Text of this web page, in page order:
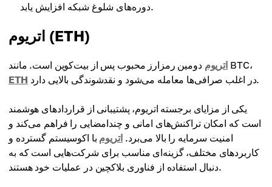
دوره‌های شلوغ شبکه افزایش یابد.
اتریوم (ETH)
اتریوم دومین رمزارز محبوب پس از بیت‌کوین است. مانند BTC،
ETH
در اغلب صرافی‌ها معامله می‌شود و نقدشوندگی بالایی دارد.
یکی از مزایای برجسته اتریوم، پشتیبانی از قراردادهای هوشمند
است که امکان تراکنش‌های امانی و چندامضایی را فراهم می‌کند و
امنیت سرمایه را بالا می‌برد. اتریوم با اکوسیستم گسترده و
کاربردهای مختلف، گزینه‌ای مناسب برای شرکت‌هایی است که به
دنبال استفاده از فناوری بلاکچین در عملیات خود هستند.